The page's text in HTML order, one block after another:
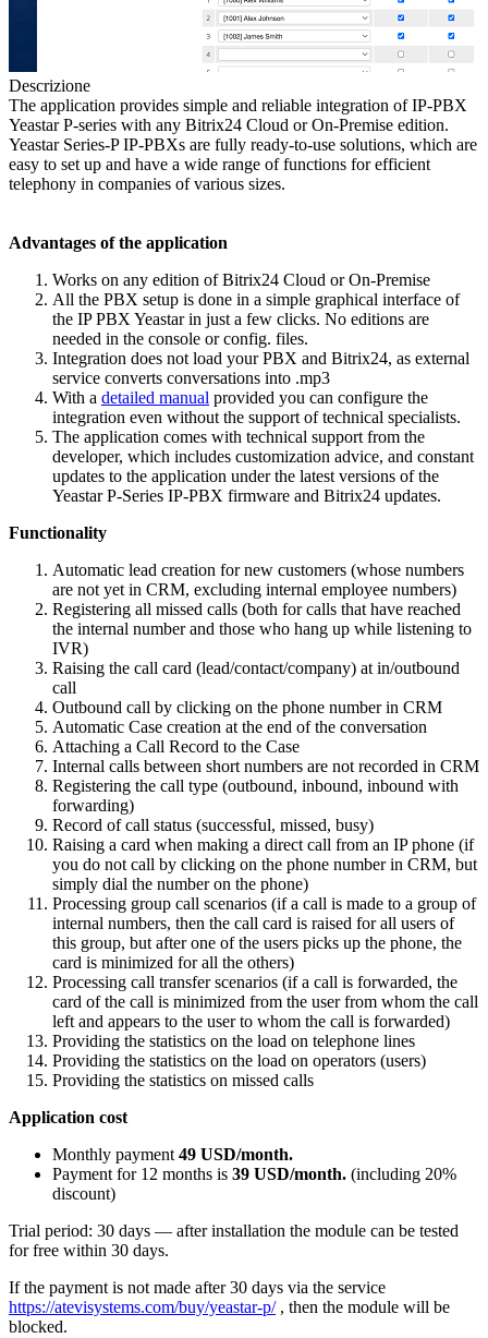
Descrizione
The application provides simple and reliable integration of IP-PBX
Yeastar P-series with any Bitrix24 Сloud or On-Premise edition.
Yeastar Series-P IP-PBXs are fully ready-to-use solutions, which are
easy to set up and have a wide range of functions for efficient
telephony in companies of various sizes.
Advantages of the application
Works on any edition of Bitrix24 Cloud or On-Premise
All the PBX setup is done in a simple graphical interface of
the IP PBX Yeastar in just a few clicks. No editions are
needed in the console or config. files.
Integration does not load your PBX and Bitrix24, as external
service converts conversations into .mp3
With a detailed manual provided you can configure the
integration even without the support of technical specialists.
The application comes with technical support from the
developer, which includes customization advice, and constant
updates to the application under the latest versions of the
Yeastar P-Series IP-PBX firmware and Bitrix24 updates.
Functionality
Automatic lead creation for new customers (whose numbers
are not yet in CRM, excluding internal employee numbers)
Registering all missed calls (both for calls that have reached
the internal number and those who hang up while listening to
IVR)
Raising the call card (lead/contact/company) at in/outbound
call
Outbound call by clicking on the phone number in CRM
Automatic Case creation at the end of the conversation
Attaching a Call Record to the Case
Internal calls between short numbers are not recorded in CRM
Registering the call type (outbound, inbound, inbound with
forwarding)
Record of call status (successful, missed, busy)
Raising a card when making a direct call from an IP phone (if
you do not call by clicking on the phone number in CRM, but
simply dial the number on the phone)
Processing group call scenarios (if a call is made to a group of
internal numbers, then the call card is raised for all users of
this group, but after one of the users picks up the phone, the
card is minimized for all the others)
Processing call transfer scenarios (if a call is forwarded, the
card of the call is minimized from the user from whom the call
left and appears to the user to whom the call is forwarded)
Providing the statistics on the load on telephone lines
Providing the statistics on the load on operators (users)
Providing the statistics on missed calls
Application cost
Monthly payment49 USD/month.
Payment for 12 months is 39 USD/month. (including 20%
discount)
Trial period: 30 days — after installation the module can be tested
for free within 30 days.
If the payment is not made after 30 days via the service
https://atevisystems.com/buy/yeastar-p/, then the module will be
blocked.